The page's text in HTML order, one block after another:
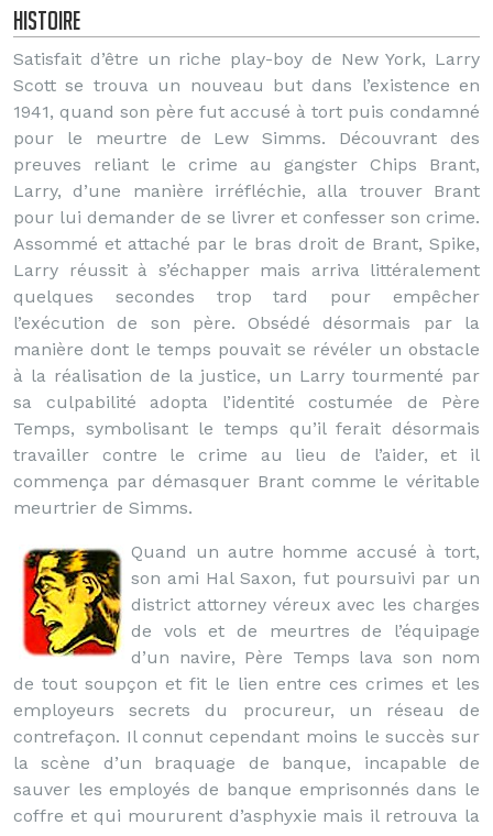
Histoire
Satisfait d’être un riche play-boy de New York, Larry
Scott se trouva un nouveau but dans l’existence en
1941, quand son père fut accusé à tort puis condamné
pour le meurtre de Lew Simms. Découvrant des
preuves reliant le crime au gangster Chips Brant,
Larry, d’une manière irréfléchie, alla trouver Brant
pour lui demander de se livrer et confesser son crime.
Assommé et attaché par le bras droit de Brant, Spike,
Larry réussit à s’échapper mais arriva littéralement
quelques secondes trop tard pour empêcher
l’exécution de son père. Obsédé désormais par la
manière dont le temps pouvait se révéler un obstacle
à la réalisation de la justice, un Larry tourmenté par
sa culpabilité adopta l’identité costumée de Père
Temps, symbolisant le temps qu’il ferait désormais
travailler contre le crime au lieu de l’aider, et il
commença par démasquer Brant comme le véritable
meurtrier de Simms.
Quand un autre homme accusé à tort,
son ami Hal Saxon, fut poursuivi par un
district attorney véreux avec les charges
de vols et de meurtres de l’équipage
d’un navire, Père Temps lava son nom
de tout soupçon et fit le lien entre ces crimes et les
employeurs secrets du procureur, un réseau de
contrefaçon. Il connut cependant moins le succès sur
la scène d’un braquage de banque, incapable de
sauver les employés de banque emprisonnés dans le
coffre et qui moururent d’asphyxie mais il retrouva la